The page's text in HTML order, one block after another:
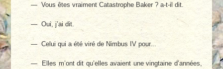
— Vous êtes vraiment Catastrophe Baker ? a-t-il dit.
— Oui, j’ai dit.
— Celui qui a été viré de Nimbus IV pour...
— Elles m’ont dit qu’elles avaient une vingtaine d’années,